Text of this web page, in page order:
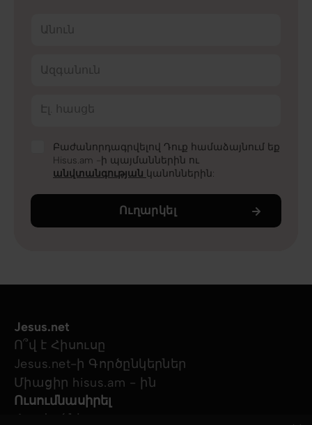
Անուն
Ազգանուն
Էլ. հասցե
Բաժանորդագրվելով Դուք համաձայնում եք
Hisus.am -ի պայմաններին ու
անվտանգության կանոններին:
Ուղարկել
Jesus.net
Ո՞վ է Հիսուսը
Jesus.net-ի Գործընկերներ
Միացիր hisus.am - ին
Ուսումնասիրել
Հոդվածներ